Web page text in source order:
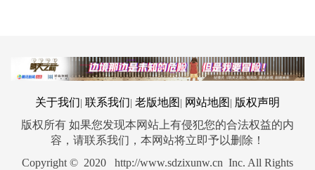
关于我们 联系我们 老版地图 网站地图
版权声明
版权所有 如果您发现本网站上有侵犯您的合法权益的内
容，请联系我们，本网站将立即予以删除！
Copyright © 2020 http://www.sdzixunw.cn Inc. All Rights